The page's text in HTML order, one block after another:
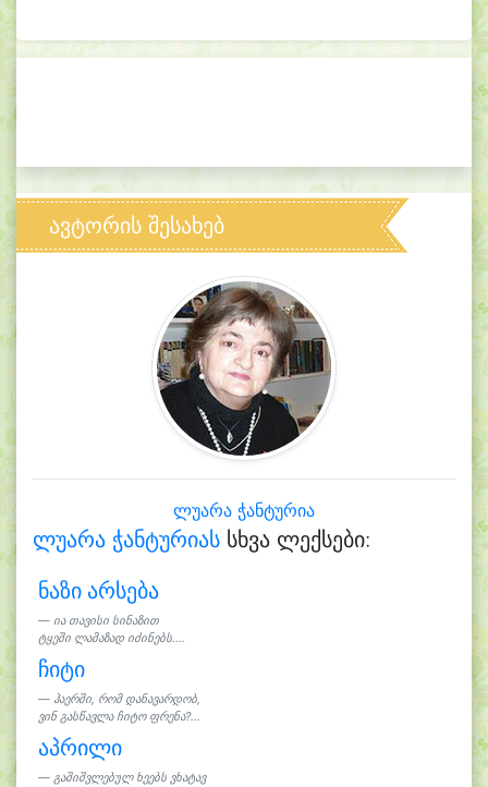
ავტორის შესახებ
ლუარა ჭანტურია
ლუარა ჭანტურიას სხვა ლექსები:
ნაზი არსება
ია თავისი სინაზით
ტყეში ლამაზად იძინებს....
ჩიტი
ჰაერში, რომ დანავარდობ,
ვინ გასწავლა ჩიტო ფრენა?...
აპრილი
გაშიშვლებულ ხეებს ვხატავ